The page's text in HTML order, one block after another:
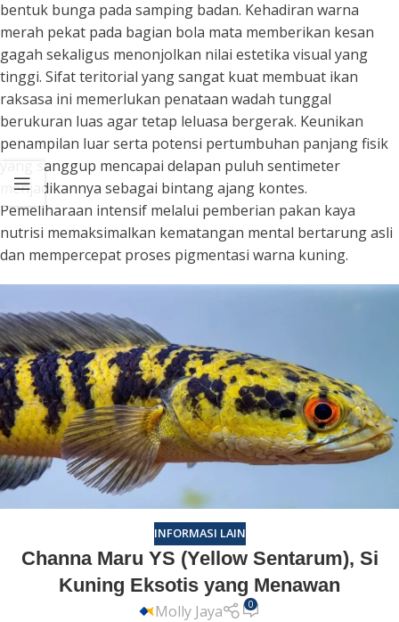
bentuk bunga pada samping badan. Kehadiran warna
merah pekat pada bagian bola mata memberikan kesan
gagah sekaligus menonjolkan nilai estetika visual yang
tinggi. Sifat teritorial yang sangat kuat membuat ikan
raksasa ini memerlukan penataan wadah tunggal
berukuran luas agar tetap leluasa bergerak. Keunikan
penampilan luar serta potensi pertumbuhan panjang fisik
yang sanggup mencapai delapan puluh sentimeter
menjadikannya sebagai bintang ajang kontes.
Pemeliharaan intensif melalui pemberian pakan kaya
nutrisi memaksimalkan kematangan mental bertarung asli
dan mempercepat proses pigmentasi warna kuning.
INFORMASI LAIN
Channa Maru YS (Yellow Sentarum), Si
Kuning Eksotis yang Menawan
Molly Jaya 0